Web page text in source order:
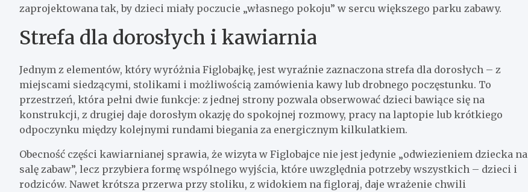
zaprojektowana tak, by dzieci miały poczucie „własnego pokoju” w sercu większego parku zabawy.
Strefa dla dorosłych i kawiarnia
Jednym z elementów, który wyróżnia Figlobajkę, jest wyraźnie zaznaczona strefa dla dorosłych – z
miejscami siedzącymi, stolikami i możliwością zamówienia kawy lub drobnego poczęstunku. To
przestrzeń, która pełni dwie funkcje: z jednej strony pozwala obserwować dzieci bawiące się na
konstrukcji, z drugiej daje dorosłym okazję do spokojnej rozmowy, pracy na laptopie lub krótkiego
odpoczynku między kolejnymi rundami biegania za energicznym kilkulatkiem.
Obecność części kawiarnianej sprawia, że wizyta w Figlobajce nie jest jedynie „odwiezieniem dziecka na
salę zabaw”, lecz przybiera formę wspólnego wyjścia, które uwzględnia potrzeby wszystkich – dzieci i
rodziców. Nawet krótsza przerwa przy stoliku, z widokiem na figloraj, daje wrażenie chwili